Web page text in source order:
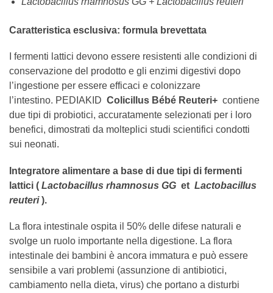
Caratteristica esclusiva: formula brevettata
I fermenti lattici devono essere resistenti alle condizioni di
conservazione del prodotto e gli enzimi digestivi dopo
l’ingestione per essere efficaci e colonizzare
l’intestino. PEDIAKID Colicillus Bébé Reuteri+ contiene
due tipi di probiotici, accuratamente selezionati per i loro
benefici, dimostrati da molteplici studi scientifici condotti
sui neonati.
Integratore alimentare a base di due tipi di fermenti
lattici ( Lactobacillus rhamnosus GG et Lactobacillus
reuteri).
La flora intestinale ospita il 50% delle difese naturali e
svolge un ruolo importante nella digestione. La flora
intestinale dei bambini è ancora immatura e può essere
sensibile a vari problemi (assunzione di antibiotici,
cambiamento nella dieta, virus) che portano a disturbi